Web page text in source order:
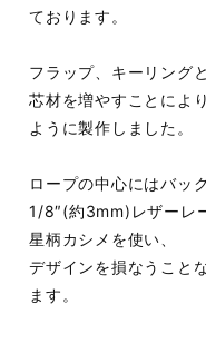
ております。
フラップ、キーリング
芯材を増やすことによ
ように製作しました。
ロープの中心にはバッ
1/8″(約3mm)レザーレ
星柄カシメを使い、
デザインを損なうこと
ます。